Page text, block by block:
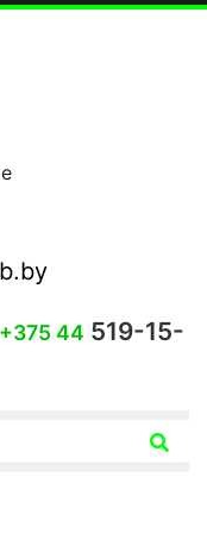
+375 44 519-15-